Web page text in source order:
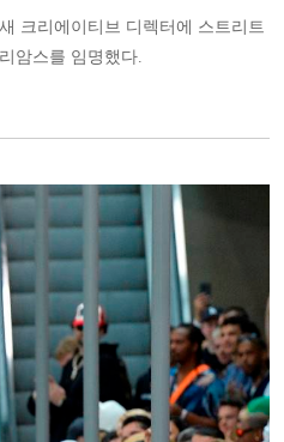
크리에이티브 디렉터에 스트리트
암스를 임명했다.